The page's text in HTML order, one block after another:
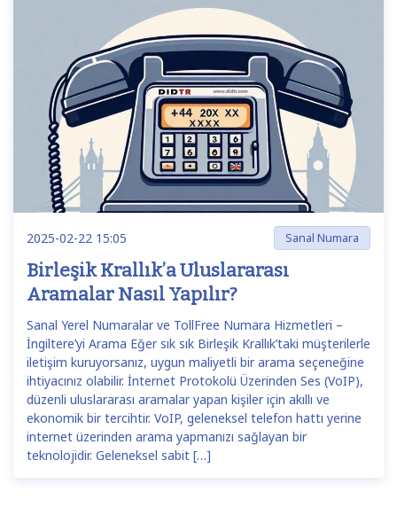
2025-02-22 15:05 Sanal Numara
Birleşik Krallık’a Uluslararası
Aramalar Nasıl Yapılır?
Sanal Yerel Numaralar ve TollFree Numara Hizmetleri –
İngiltere’yi Arama Eğer sık sık Birleşik Krallık’taki müşterilerle
iletişim kuruyorsanız, uygun maliyetli bir arama seçeneğine
ihtiyacınız olabilir. İnternet Protokolü Üzerinden Ses (VoIP),
düzenli uluslararası aramalar yapan kişiler için akıllı ve
ekonomik bir tercihtir. VoIP, geleneksel telefon hattı yerine
internet üzerinden arama yapmanızı sağlayan bir
teknolojidir. Geleneksel sabit […]